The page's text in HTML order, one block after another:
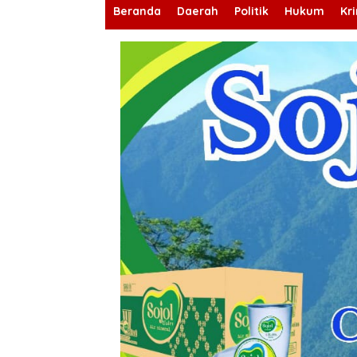
Beranda Daerah Politik Hukum